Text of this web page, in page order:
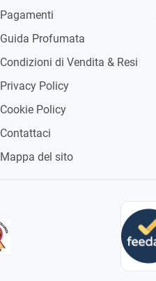
Pagamenti
Guida Profumata
Condizioni di Vendita & Resi
Privacy Policy
Cookie Policy
Contattaci
Mappa del sito